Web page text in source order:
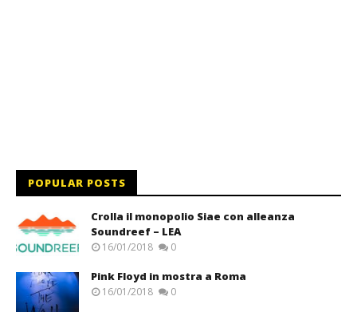
POPULAR POSTS
Crolla il monopolio Siae con alleanza
Soundreef – LEA
16/01/2018 0
Pink Floyd in mostra a Roma
16/01/2018 0